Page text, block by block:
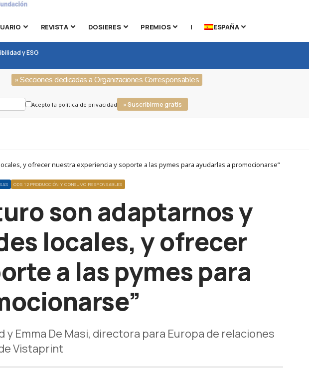
REVISTA DOSIERES PREMIOS | ESPAÑA
y ESG
» Secciones dedicadas a Organizaciones Corresponsables
Acepto la política de privacidad » Suscribirme gratis
y ofrecer nuestra experiencia y soporte a las pymes para ayudarlas a promocionarse”
ODS 12 PRODUCCIÓN Y CONSUMO RESPONSABLES
son adaptarnos y
locales, y ofrecer
a las pymes para
Emma De Masi, directora para Europa de relaciones
Vistaprint